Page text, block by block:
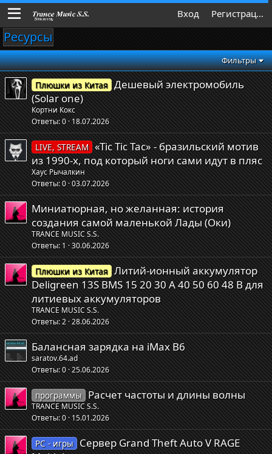
Вход Регистрация
Ресурсы
Фильтры
Плюшки из Китая Дешевый электромобиль
(Solar one)
Кортни Кокс
Ответы 0 18.07.2026
LIVE, STREAM «Tic Tic Tac» - бразильский мотив
из 1990-х, под который ноги сами идут в пляс
Хаус Рычалкин
Ответы 0 03.07.2026
Миниатюрная, но желанная: история
создания самой маленькой Лады (Оки)
TRANCE MUSIC S.S.
Ответы 1 30.06.2026
Плюшки из Китая Литий-ионный аккумулятор
Deligreen 13S BMS 15 20 30 А 40 50 60 48 В для
литиевых аккумуляторов
TRANCE MUSIC S.S.
Ответы 2 28.06.2026
Балансная зарядка на iMax B6
saratov.64.ad
Ответы 0 25.06.2026
программы Расчет частоты и длины волны
TRANCE MUSIC S.S.
Ответы 0 15.01.2026
PC - игры Сервер Grand Theft Auto V RAGE